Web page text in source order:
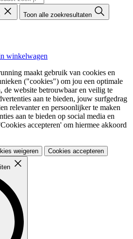
Toon alle zoekresultaten
winkelwagen
maakt gebruik van cookies en
("cookies") om jou een optimale
de website betrouwbaar en veilig te
aan te bieden, jouw surfgedrag
relevanter en persoonlijker te maken
aan te bieden op social media en
accepteren' om hiermee akkoord
weigeren Cookies accepteren